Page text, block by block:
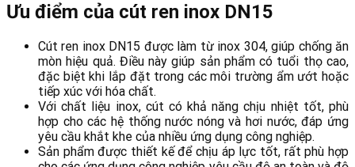
Ưu điểm của cút ren inox DN15
Cút ren inox DN15 được làm từ inox 304, giúp chống ăn
mòn hiệu quả. Điều này giúp sản phẩm có tuổi thọ cao,
đặc biệt khi lắp đặt trong các môi trường ẩm ướt hoặc
tiếp xúc với hóa chất.
Với chất liệu inox, cút có khả năng chịu nhiệt tốt, phù
hợp cho các hệ thống nước nóng và hơi nước, đáp ứng
yêu cầu khắt khe của nhiều ứng dụng công nghiệp.
Sản phẩm được thiết kế để chịu áp lực tốt, rất phù hợp